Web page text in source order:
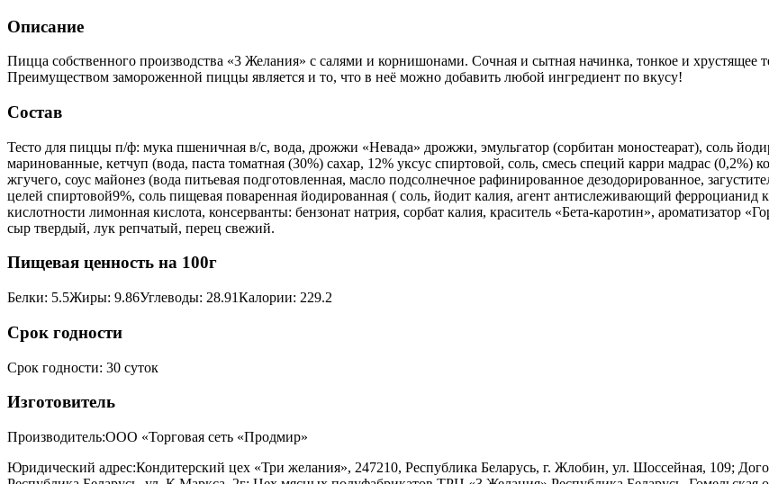
Описание
Пицца собственного производства «3 Желания» с салями и корнишонами. Сочная и сытная начинка, тонкое и хрустящее
Преимуществом замороженной пиццы является и то, что в неё можно добавить любой ингредиент по вкусу!
Состав
Тесто для пиццы п/ф: мука пшеничная в/с, вода, дрожжи «Невада» дрожжи, эмульгатор (сорбитан моностеарат), соль
маринованные, кетчуп (вода, паста томатная (30%) сахар, 12% уксус спиртовой, соль, смесь специй карри мадрас (0,2%)
жгучего, соус майонез (вода питьевая подготовленная, масло подсолнечное рафинированное дезодорированное,
целей спиртовой9%, соль пищевая поваренная йодированная ( соль, йодит калия, агент антислеживающий ферроцианид
кислотности лимонная кислота, консерванты: бензонат натрия, сорбат калия, краситель «Бета-каротин», ароматизатор
сыр твердый, лук репчатый, перец свежий.
Пищевая ценность на 100г
Белки: 5.5Жиры: 9.86Углеводы: 28.91Калории: 229.2
Срок годности
Срок годности: 30 суток
Изготовитель
Производитель:ООО «Торговая сеть «Продмир»
Юридический адрес:Кондитерский цех «Три желания», 247210, Республика Беларусь, г. Жлобин, ул. Шоссейная, 109;